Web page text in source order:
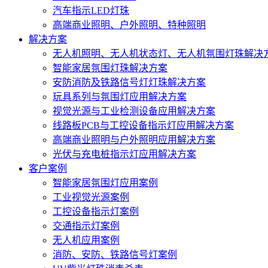
汽车指示LED灯珠
高端商业照明、户外照明、特种照明
解决方案
无人机照明、无人机状态灯、无人机氛围灯珠解决
智能家居氛围灯珠解决方案
安防消防及铁路信号灯灯珠解决方案
玩具系列与氛围灯应用解决方案
视觉光源与工业检测设备应用解决方案
线路板PCB与工控设备指示灯应用解决方案
高端商业照明与户外照明应用解决方案
光伏与充电桩指示灯应用解决方案
客户案例
智能家居氛围灯应用案例
工业视觉光源案例
工控设备指示灯案例
交通指示灯案例
无人机应用案例
消防、安防、铁路信号灯案例